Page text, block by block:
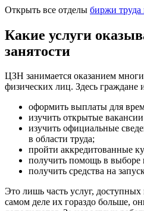
Открыть все отделы биржи труда
Какие услуги
занятости
ЦЗН занимается оказанием
физических лиц. Здесь граждане
оформить выплаты для
изучить открытые
изучить официальные
в области труда;
пройти аккредитованные
получить помощь в выборе
получить средства на
Это лишь часть услуг,
самом деле их гораздо больше,